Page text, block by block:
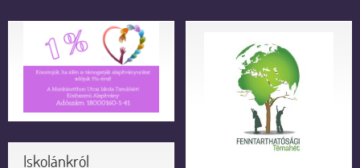
Iskolánkról